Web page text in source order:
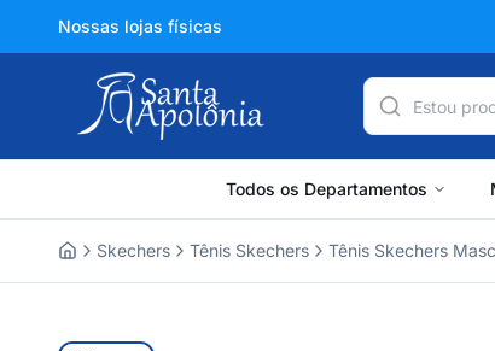
Nossas lojas físicas
Todos os Departamentos
Skechers Tênis Skechers Tênis Skechers